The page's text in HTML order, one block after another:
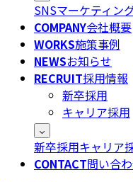
SNSマーケティン
COMPANY会社概要
WORKS施策事例
NEWSお知らせ
RECRUIT採用情報
新卒採用
キャリア採用
新卒採用キャリア
CONTACT問い合